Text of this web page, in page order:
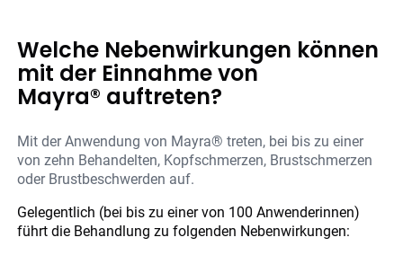
Welche Nebenwirkungen können
mit der Einnahme von
Mayra® auftreten?
Mit der Anwendung von Mayra® treten, bei bis zu einer
von zehn Behandelten, Kopfschmerzen, Brustschmerzen
oder Brustbeschwerden auf.
Gelegentlich (bei bis zu einer von 100 Anwenderinnen)
führt die Behandlung zu folgenden Nebenwirkungen: